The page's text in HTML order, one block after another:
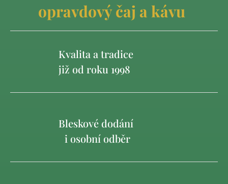
opravdový čaj a kávu
Kvalita a tradice
již od roku 1998
Bleskové dodání
i osobní odběr